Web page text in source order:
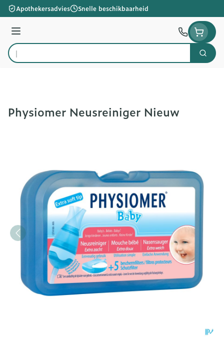
Ga naar de inhoud
Apothekersadvies Snelle beschikbaarheid
Menu
Product, merk, categorie...
Zoek
Physiomer Neusreiniger Nieuw